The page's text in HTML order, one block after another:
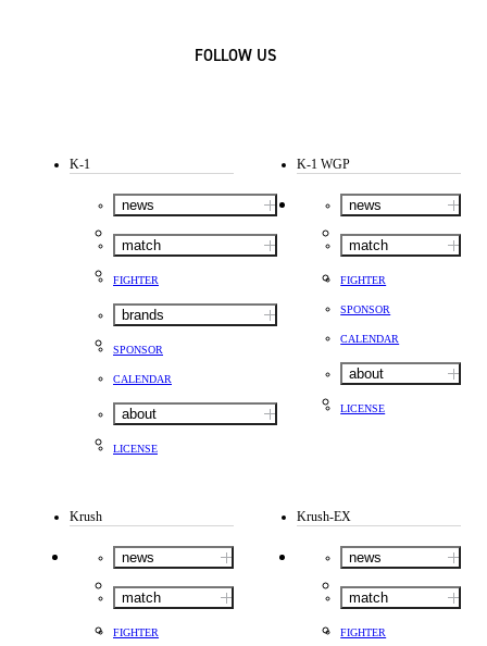
FOLLOW US
K-1
news
match
FIGHTER
brands
SPONSOR
CALENDAR
about
LICENSE
K-1 WGP
news
match
FIGHTER
SPONSOR
CALENDAR
about
LICENSE
Krush
news
match
FIGHTER
Krush-EX
news
match
FIGHTER